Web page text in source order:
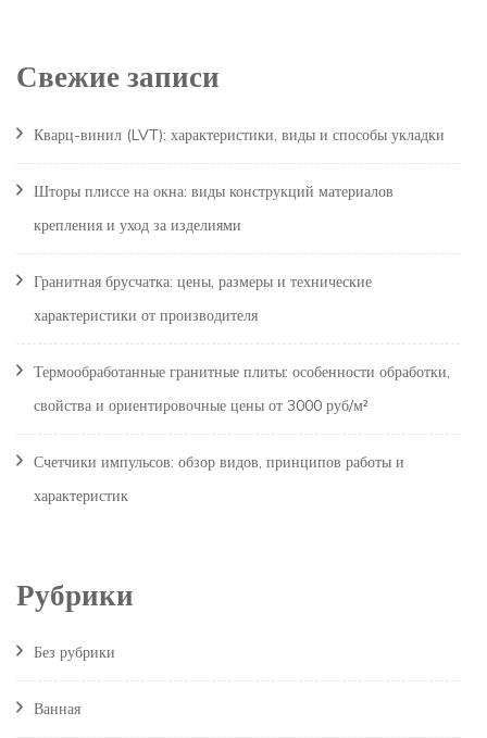
Свежие записи
Кварц-винил (LVT): характеристики, виды и способы укладки
Шторы плиссе на окна: виды конструкций материалов
крепления и уход за изделиями
Гранитная брусчатка: цены, размеры и технические
характеристики от производителя
Термообработанные гранитные плиты: особенности обработки,
свойства и ориентировочные цены от 3000 руб/м²
Счетчики импульсов: обзор видов, принципов работы и
характеристик
Рубрики
Без рубрики
Ванная